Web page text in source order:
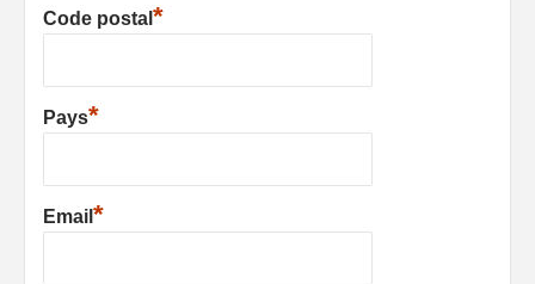
Code postal *
Pays*
Email *